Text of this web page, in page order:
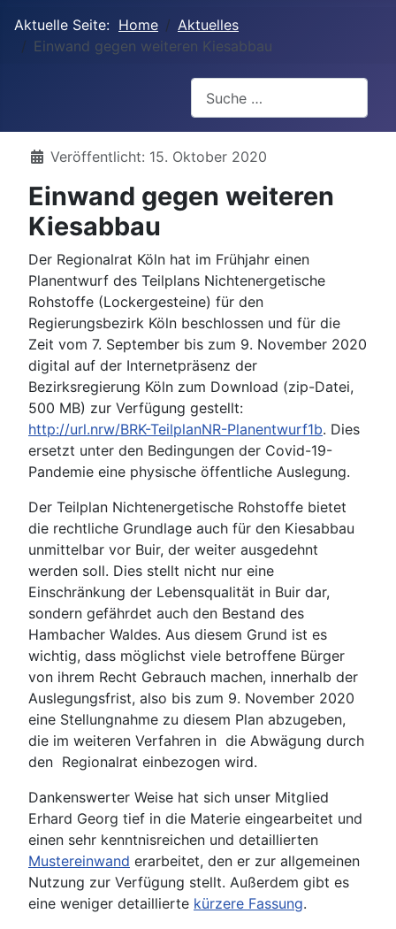
Aktuelle Seite: Home
Aktuelles
Einwand gegen weiteren Kiesabbau
Details
Veröffentlicht: 15. Oktober 2020
Einwand gegen weiteren
Kiesabbau
Der Regionalrat Köln hat im Frühjahr einen
Planentwurf des Teilplans Nichtenergetische
Rohstoffe (Lockergesteine) für den
Regierungsbezirk Köln beschlossen und für die
Zeit vom 7. September bis zum 9. November 2020
digital auf der Internetpräsenz der
Bezirksregierung Köln zum Download (zip-Datei,
500 MB) zur Verfügung gestellt:
http://url.nrw/BRK-TeilplanNR-Planentwurf1b. Dies
ersetzt unter den Bedingungen der Covid-19-
Pandemie eine physische öffentliche Auslegung.
Der Teilplan Nichtenergetische Rohstoffe bietet
die rechtliche Grundlage auch für den Kiesabbau
unmittelbar vor Buir, der weiter ausgedehnt
werden soll. Dies stellt nicht nur eine
Einschränkung der Lebensqualität in Buir dar,
sondern gefährdet auch den Bestand des
Hambacher Waldes. Aus diesem Grund ist es
wichtig, dass möglichst viele betroffene Bürger
von ihrem Recht Gebrauch machen, innerhalb der
Auslegungsfrist, also bis zum 9. November 2020
eine Stellungnahme zu diesem Plan abzugeben,
die im weiteren Verfahren in die Abwägung durch
den Regionalrat einbezogen wird.
Dankenswerter Weise hat sich unser Mitglied
Erhard Georg tief in die Materie eingearbeitet und
einen sehr kenntnisreichen und detaillierten
Mustereinwand erarbeitet, den er zur allgemeinen
Nutzung zur Verfügung stellt. Außerdem gibt es
eine weniger detaillierte kürzere Fassung.